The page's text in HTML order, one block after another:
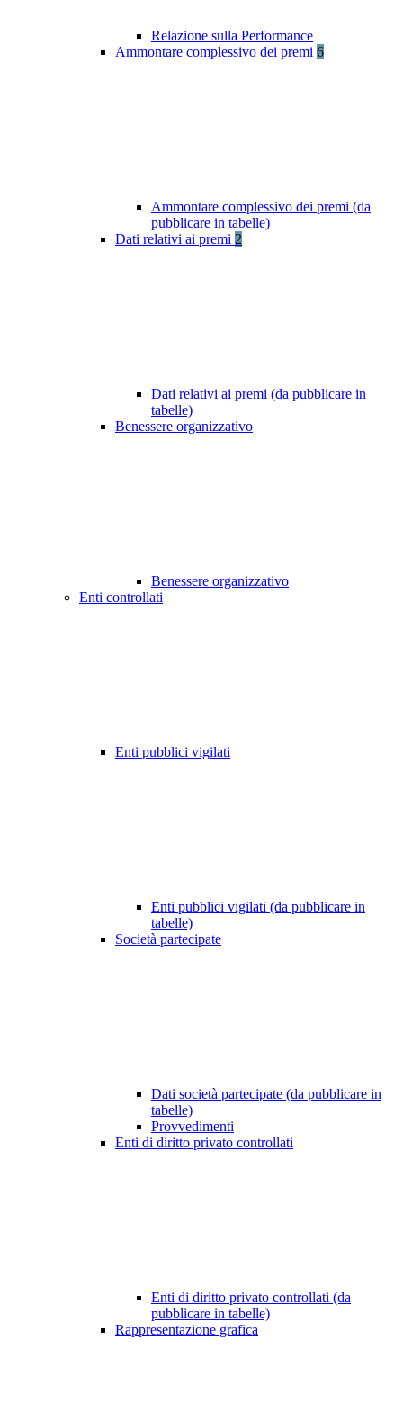
Relazione sulla Performance
Ammontare complessivo dei premi 6
Ammontare complessivo dei premi (da
pubblicare in tabelle)
Dati relativi ai premi 2
Dati relativi ai premi (da pubblicare in
tabelle)
Benessere organizzativo
Benessere organizzativo
Enti controllati
Enti pubblici vigilati
Enti pubblici vigilati (da pubblicare in
tabelle)
Società partecipate
Dati società partecipate (da pubblicare in
tabelle)
Provvedimenti
Enti di diritto privato controllati
Enti di diritto privato controllati (da
pubblicare in tabelle)
Rappresentazione grafica